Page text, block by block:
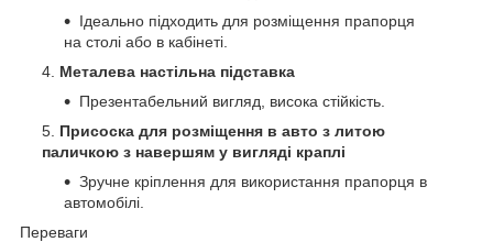
Ідеально підходить для розміщення прапорця
на столі або в кабінеті.
Металева настільна підставка
Презентабельний вигляд, висока стійкість.
Присоска для розміщення в авто з литою
паличкою з навершям у вигляді краплі
Зручне кріплення для використання прапорця в
автомобілі.
Переваги